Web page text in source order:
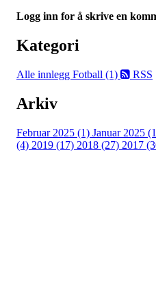
Logg inn for å skrive en
Kategori
Alle innlegg Fotball (1) RSS
Arkiv
Februar 2025 (1) Januar 2025
(4) 2019 (17) 2018 (27) 2017